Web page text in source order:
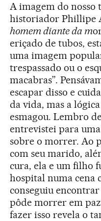
A imagem do nosso
historiador Phillipe
homem diante da m
eriçado de tubos,
uma imagem
trespassado ou o
macabras”.
escapar disso e
da vida, mas a
esmagou. Lembro
entrevistei para
sobre o morrer. Ao
com seu marido,
cura, ela e um filho
hospital numa cena
conseguiu
pôde morrer em
fazer isso revela o